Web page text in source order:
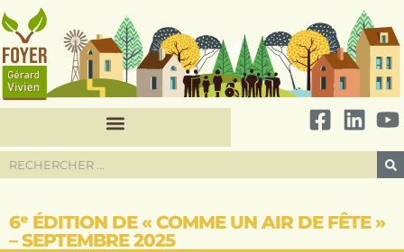
6ᵉ ÉDITION DE « COMME UN AIR DE FÊTE »
– SEPTEMBRE 2025